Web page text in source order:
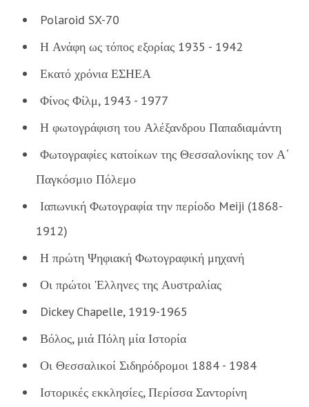
Polaroid SX-70
Η Ανάφη ως τόπος εξορίας 1935 - 1942
Εκατό χρόνια ΕΣΗΕΑ
Φίνος Φίλμ, 1943 - 1977
Η φωτογράφιση του Αλέξανδρου Παπαδιαμάντη
Φωτογραφίες κατοίκων της Θεσσαλονίκης τον Α΄
Παγκόσμιο Πόλεμο
Ιαπωνική Φωτογραφία την περίοδο Meiji (1868-
1912)
Η πρώτη Ψηφιακή Φωτογραφική μηχανή
Οι πρώτοι 'Ελληνες της Αυστραλίας
Dickey Chapelle, 1919-1965
Βόλος, μιά Πόλη μία Ιστορία
Οι Θεσσαλικοί Σιδηρόδρομοι 1884 - 1984
Ιστορικές εκκλησίες, Περίσσα Σαντορίνη